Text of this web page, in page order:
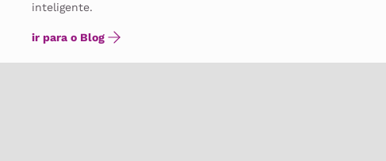
inteligente.
ir para o Blog